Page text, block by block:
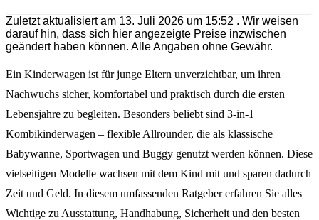
Zuletzt aktualisiert am 13. Juli 2026 um 15:52 . Wir weisen
darauf hin, dass sich hier angezeigte Preise inzwischen
geändert haben können. Alle Angaben ohne Gewähr.
Ein Kinderwagen ist für junge Eltern unverzichtbar, um ihren
Nachwuchs sicher, komfortabel und praktisch durch die ersten
Lebensjahre zu begleiten. Besonders beliebt sind 3-in-1
Kombikinderwagen – flexible Allrounder, die als klassische
Babywanne, Sportwagen und Buggy genutzt werden können. Diese
vielseitigen Modelle wachsen mit dem Kind mit und sparen dadurch
Zeit und Geld. In diesem umfassenden Ratgeber erfahren Sie alles
Wichtige zu Ausstattung, Handhabung, Sicherheit und den besten